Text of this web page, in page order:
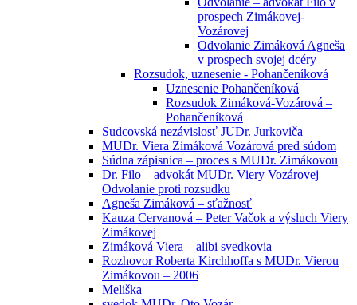
prospech Zimákovej-
Vozárovej
Odvolanie Zimáková Agneša
v prospech svojej dcéry
Rozsudok, uznesenie - Pohančeníková
Uznesenie Pohančeníková
Rozsudok Zimáková-Vozárová –
Pohančeníková
Sudcovská nezávislosť JUDr. Jurkoviča
MUDr. Viera Zimáková Vozárová pred súdom
Súdna zápisnica – proces s MUDr. Zimákovou
Dr. Filo – advokát MUDr. Viery Vozárovej –
Odvolanie proti rozsudku
Agneša Zimáková – sťažnosť
Kauza Cervanová – Peter Vačok a výsluch Viery
Zimákovej
Zimáková Viera – alibi svedkovia
Rozhovor Roberta Kirchhoffa s MUDr. Vierou
Zimákovou – 2006
Meliška